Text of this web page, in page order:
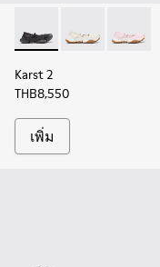
Karst 2 - K201923-
Karst 2 -Karst 2
Karst 2
THB8,550
เพิ่ม